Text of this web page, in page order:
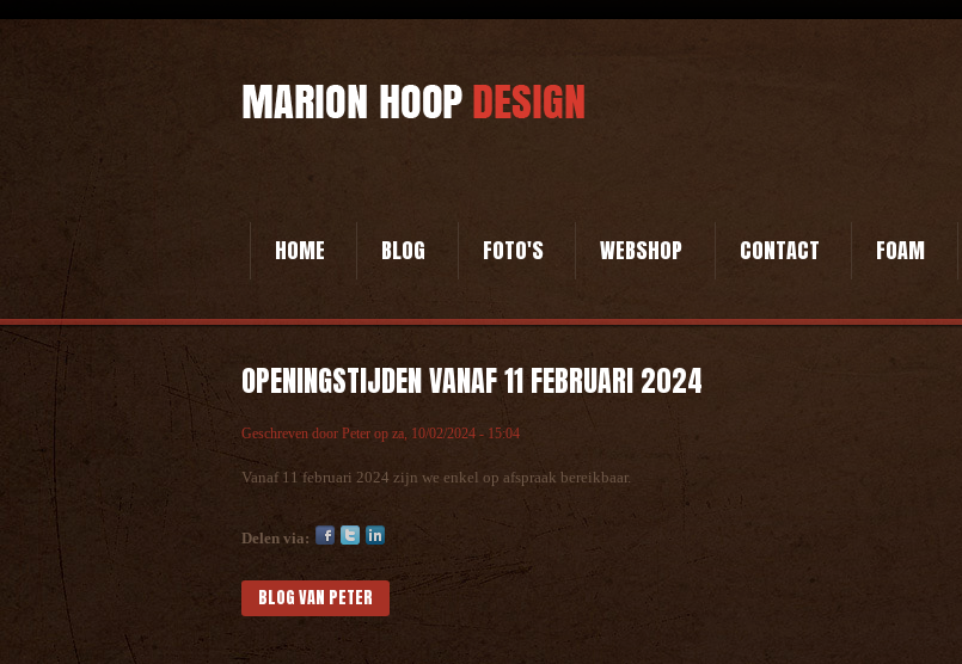
HOME BLOG FOTO'S WEBSHOP CONTACT FOAM
OPENINGSTIJDEN VANAF 11 FEBRUARI 2024
Geschreven door Peter op za, 10/02/2024 - 15:04
Vanaf 11 februari 2024 zijn we enkel op afspraak bereikbaar.
Delen via:
BLOG VAN PETER